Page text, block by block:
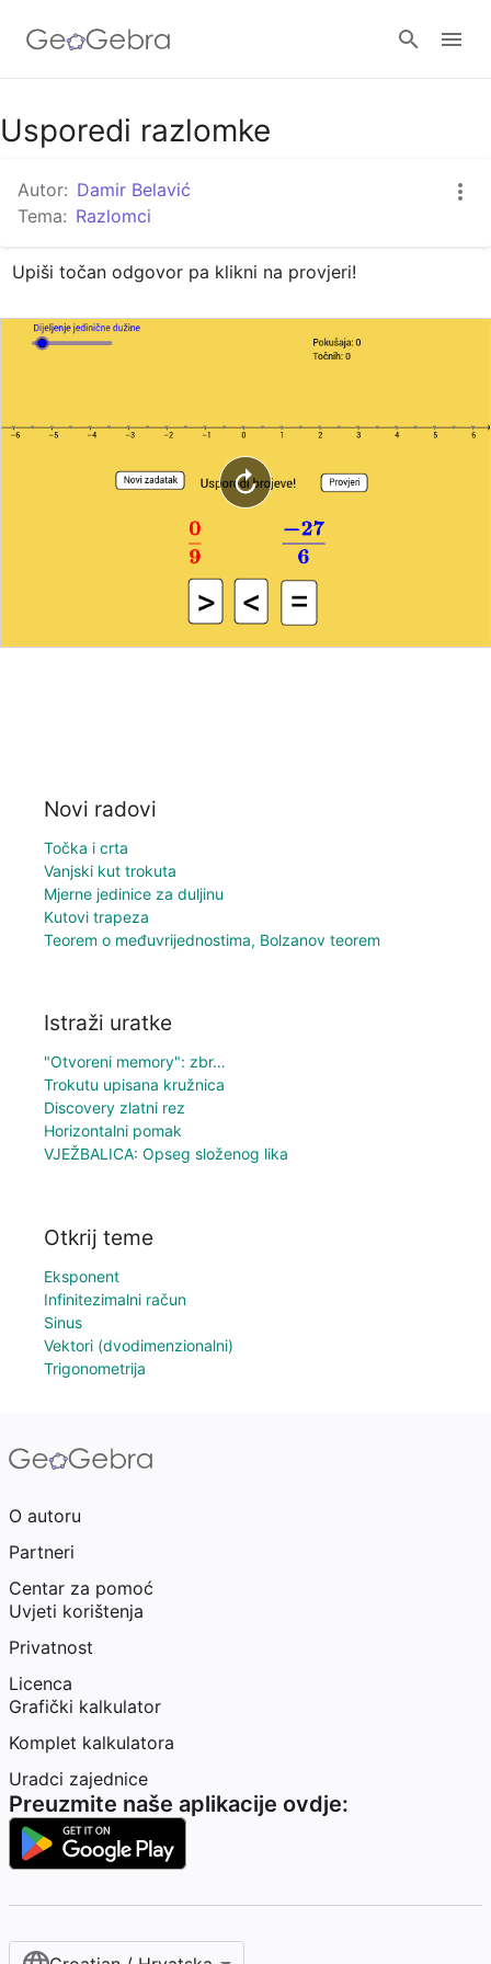
Google Classroom
GeoGebra Razred
Prijavi se
Usporedi razlomke
Autor: Damir Belavić
Tema: Razlomci
Upiši točan odgovor pa klikni na provjeri!
Novi radovi
Točka i crta
Vanjski kut trokuta
Mjerne jedinice za duljinu
Kutovi trapeza
Teorem o međuvrijednostima, Bolzanov teorem
Istraži uratke
"Otvoreni memory": zbr…
Trokutu upisana kružnica
Discovery zlatni rez
Horizontalni pomak
VJEŽBALICA: Opseg složenog lika
Otkrij teme
Eksponent
Infinitezimalni račun
Sinus
Vektori (dvodimenzionalni)
Trigonometrija
O autoru
Partneri
Centar za pomoć
Uvjeti korištenja
Privatnost
Licenca
Grafički kalkulator
Komplet kalkulatora
Uradci zajednice
Preuzmite naše aplikacije ovdje: